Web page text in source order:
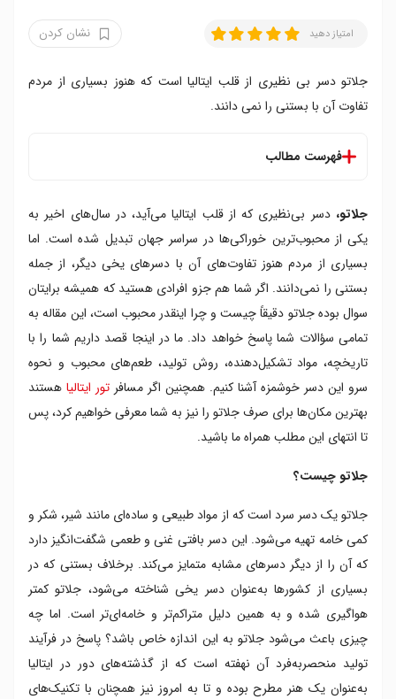
امتیاز دهید نشان کردن
جلاتو دسر بی نظیری از قلب ایتالیا است که هنوز بسیاری از مردم
تفاوت آن با بستنی را نمی دانند.
فهرست مطالب
تاریخچه جلاتو
مواد تشکیل دهنده جلاتو
نحوه تولید جلاتو
ارزش غذایی جلاتو
طعم های محبوب جلاتو
۲. استراچاتلا
۳. توت فرنگی
۴. شکلات
۵. طعم های فصلی و ابتکاری
پیشنهاداتی برای سرو جلاتو
جلاتو با دسرهای گرم
۲. فاتامورگانا
۳.فیور دی لونا
۴.جلاتریا دل پینیتو
۵. پونتو جلاتو
۶. جلاتریا آرتیجاناله کورونا
۷.جلاتریا دل گراکی
۸.جلاتریا دل تئاترو
جلاتو، دسر بی‌نظیری که از قلب ایتالیا می‌آید، در سال‌های اخیر به
یکی از محبوب‌ترین خوراکی‌ها در سراسر جهان تبدیل شده است. اما
بسیاری از مردم هنوز تفاوت‌های آن با دسرهای یخی دیگر، از جمله
بستنی را نمی‌دانند. اگر شما هم جزو افرادی هستید که همیشه برایتان
سوال بوده جلاتو دقیقاً چیست و چرا اینقدر محبوب است، این مقاله به
تمامی سؤالات شما پاسخ خواهد داد. ما در اینجا قصد داریم شما را با
تاریخچه، مواد تشکیل‌دهنده، روش تولید، طعم‌های محبوب و نحوه
سرو این دسر خوشمزه آشنا کنیم. همچنین اگر مسافر تور ایتالیا هستند
بهترین مکان‌ها برای صرف جلاتو را نیز به شما معرفی خواهیم کرد، پس
تا انتهای این مطلب همراه ما باشید.
جلاتو چیست؟
جلاتو یک دسر سرد است که از مواد طبیعی و ساده‌ای مانند شیر، شکر و
کمی خامه تهیه می‌شود. این دسر بافتی غنی و طعمی شگفت‌انگیز دارد
که آن را از دیگر دسرهای مشابه متمایز می‌کند. برخلاف بستنی که در
بسیاری از کشورها به‌عنوان دسر یخی شناخته می‌شود، جلاتو کمتر
هواگیری شده و به همین دلیل متراکم‌تر و خامه‌ای‌تر است. اما چه
چیزی باعث می‌شود جلاتو به این اندازه خاص باشد؟ پاسخ در فرآیند
تولید منحصربه‌فرد آن نهفته است که از گذشته‌های دور در ایتالیا
به‌عنوان یک هنر مطرح بوده و تا به امروز نیز همچنان با تکنیک‌های